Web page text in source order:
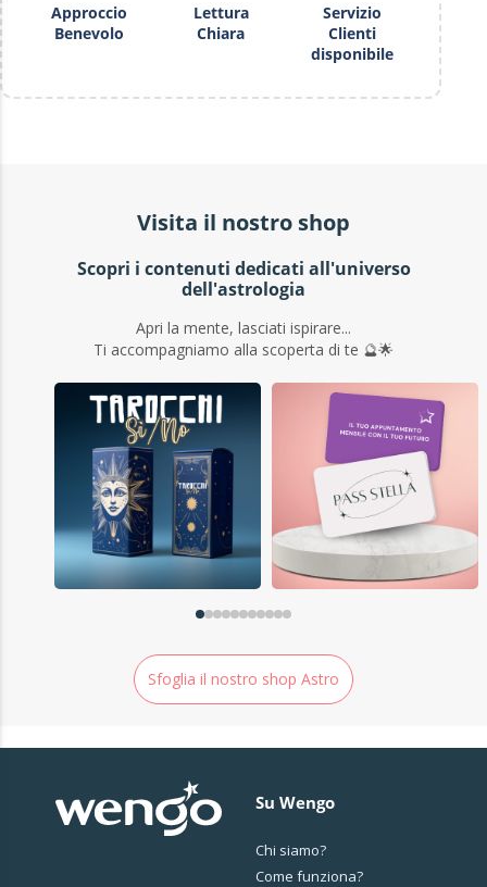
Approccio
Benevolo
Lettura
Chiara
Servizio
Clienti
disponibile
Visita il nostro shop
Scopri i contenuti dedicati all'universo
dell'astrologia
Apri la mente, lasciati ispirare...
Ti accompagniamo alla scoperta di te 🔮🌟
Sfoglia il nostro shop Astro
Su Wengo
Chi siamo?
Come funziona?